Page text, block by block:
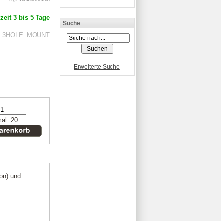
3 bis 5 Tage
20
und
Suche
Erweiterte Suche